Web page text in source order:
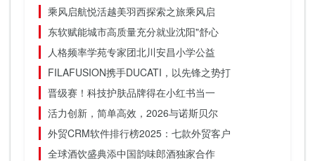
乘风启航悦活越美羽西探索之旅乘风启
东软赋能城市高质量充分就业沈阳"舒心
人格频率学苑专家团北川安昌小学公益
FILAFUSION携手DUCATI，以先锋之势打
晋级赛！科技护肤品牌得在小红书当一
活力创新，简单高效，2026与诺斯贝尔
外贸CRM软件排行榜2025：七款外贸客户
全球酒饮盛典添中国韵味郎酒独家合作